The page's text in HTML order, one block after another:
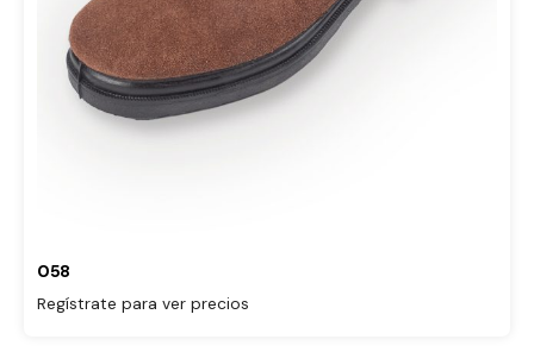
058
Regístrate para ver precios